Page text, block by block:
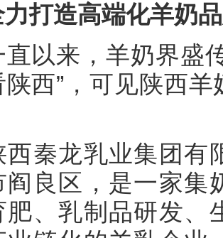
打造高端化羊奶
来，羊奶界盛传
西”，可见陕西
龙乳业集团有
阎良区，是一家集
肥、乳制品研发、